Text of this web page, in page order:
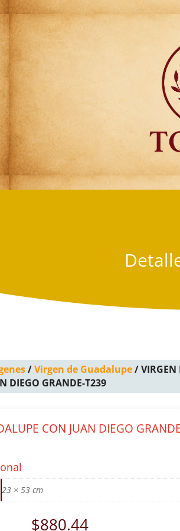
Articulos
/Virgen de Guadalupe/ VIRGEN
DIEGO GRANDE-T239
CON JUAN DIEGO
23 × 53 cm
$880.44